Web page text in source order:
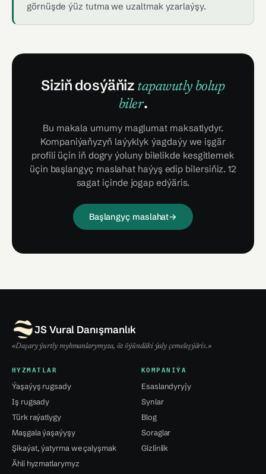
görnüşde ýüz tutma we uzaltmak yzarlaýşy.
Siziň dosýäňiz tapawutly bolup
biler.
Bu makala umumy maglumat maksatlydyr.
Kompaniýaňyzyň laýyklyk ýagdaýy we işgär
profili üçin iň dogry ýoluny bilelikde kesgitlemek
üçin başlangyç maslahat haýyş edip bilersiňiz. 12
sagat içinde jogap edýäris.
Başlangyç maslahat→
JS Vural Danışmanlık
«Daşary ýurtly myhmanlarymyza, öz öýündäki ýaly çemeleşýäris.»
HYZMATLAR
Ýaşaýyş rugsady
Iş rugsady
Türk raýatlygy
Maşgala ýaşaýyşy
Şikaýat, ýatyrma we çalyşmak
Ähli hyzmatlarymyz
KOMPANIÝA
Esaslandyryjy
Synlar
Blog
Soraglar
Gizlinlik